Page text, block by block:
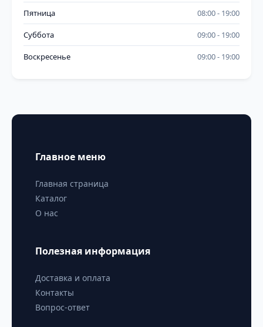
Пятница 08:00 19:00
Суббота 09:00 19:00
Воскресенье 09:00 19:00
Главное меню
Главная страница
Каталог
О нас
Полезная информация
Доставка и оплата
Контакты
Вопрос-ответ